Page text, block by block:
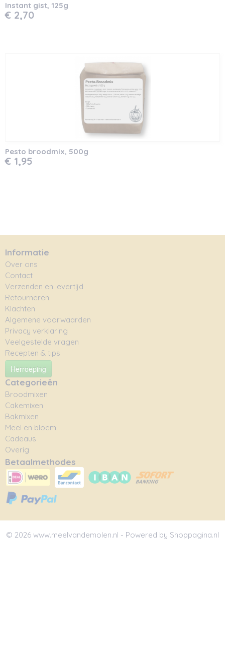
Instant gist, 125g
€ 2,70
Pesto broodmix, 500g
€ 1,95
Informatie
Over ons
Contact
Verzenden en levertijd
Retourneren
Klachten
Algemene voorwaarden
Privacy verklaring
Veelgestelde vragen
Recepten & tips
Herroeping
Categorieën
Broodmixen
Cakemixen
Bakmixen
Meel en bloem
Cadeaus
Overig
Betaalmethodes
© 2026 www.meelvandemolen.nl - Powered by Shoppagina.nl